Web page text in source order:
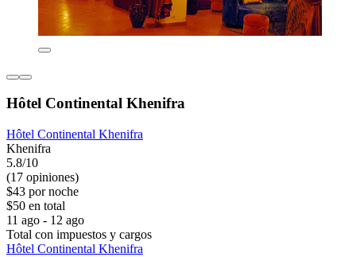
Hôtel Continental Khenifra
Hôtel Continental Khenifra
Khenifra
5.8/10
(17 opiniones)
$43 por noche
$50 en total
11 ago - 12 ago
Total con impuestos y cargos
Hôtel Continental Khenifra